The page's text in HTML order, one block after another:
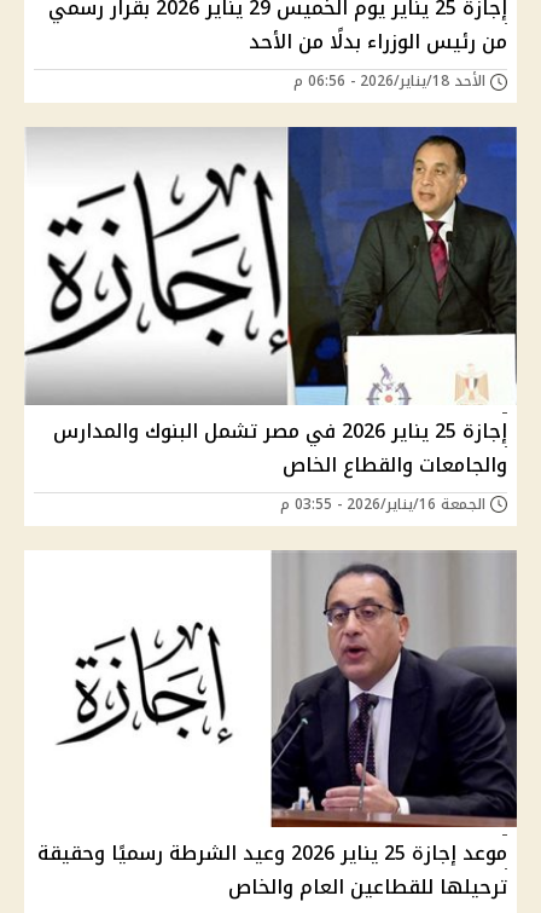
إجازة 25 يناير يوم الخميس 29 يناير 2026 بقرار رسمي
من رئيس الوزراء بدلًا من الأحد
الأحد 18/يناير/2026 - 06:56 م
إجازة 25 يناير 2026 في مصر تشمل البنوك والمدارس
والجامعات والقطاع الخاص
الجمعة 16/يناير/2026 - 03:55 م
موعد إجازة 25 يناير 2026 وعيد الشرطة رسميًا وحقيقة
ترحيلها للقطاعين العام والخاص